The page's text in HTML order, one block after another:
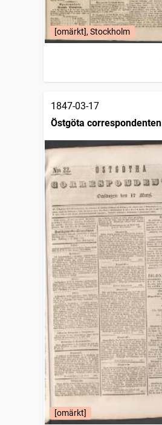
[omärkt], Stockholm
1847-03-17
Östgöta correspondenten
[omärkt]